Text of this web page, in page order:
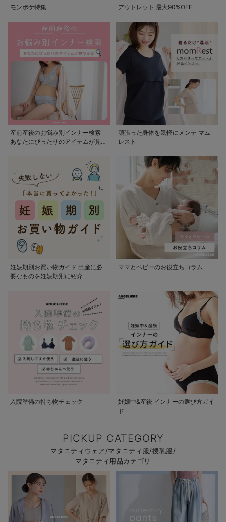
モンポケ特集 アウトレット 最大90%OFF
産前産後のお悩み別インナー検索
あなたにぴったりのアイテムが見つ
頑張った身体を気軽にメンテ マム
レスト
妊娠期別お買い物ガイド 出産に必
要なものを妊娠期別に紹介
ママとベビーのお役立ちコラム
入院準備の持ち物チェック
妊娠中&産後 インナーの選び方ガイ
ド
PICKUP CATEGORY
マタニティウェア/マタニティ服/授乳服/
マタニティ用品カテゴリ